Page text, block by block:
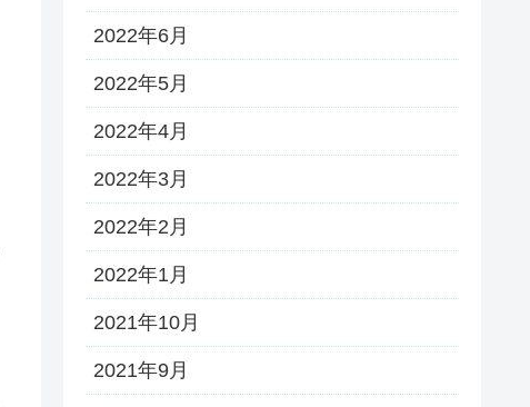
2022年6月
2022年5月
2022年4月
2022年3月
2022年2月
2022年1月
2021年10月
2021年9月